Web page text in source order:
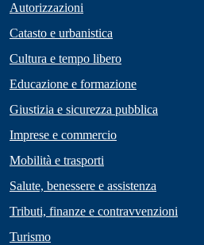
Autorizzazioni
Catasto e urbanistica
Cultura e tempo libero
Educazione e formazione
Giustizia e sicurezza pubblica
Imprese e commercio
Mobilità e trasporti
Salute, benessere e assistenza
Tributi, finanze e contravvenzioni
Turismo